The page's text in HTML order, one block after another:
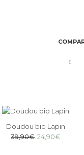
Doudou bio Lapin
39,90€ 24,90€